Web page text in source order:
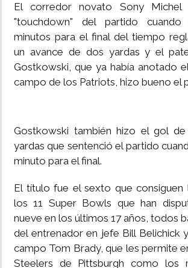
El corredor novato Sony Michel
"touchdown" del partido cuando
minutos para el final del tiempo
un avance de dos yardas y el
Gostkowski, que ya había anotado
campo de los Patriots, hizo bueno el
Gostkowski también hizo el gol
yardas que sentenció el partido
minuto para el final.
El título fue el sexto que consiguen
los 11 Super Bowls que han
nueve en los últimos 17 años, todos
del entrenador en jefe Bill Belichick
campo Tom Brady, que les permite
Steelers de Pittsburgh como los